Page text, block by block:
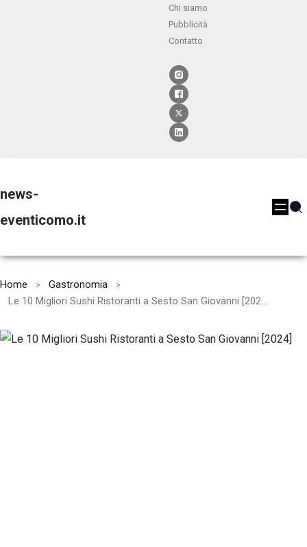
Chi siamo
Pubblicità
Contatto
news-
eventicomo.it
Home
Gastronomia
Le 10 Migliori Sushi Ristoranti a Sesto San Giovanni [2024]